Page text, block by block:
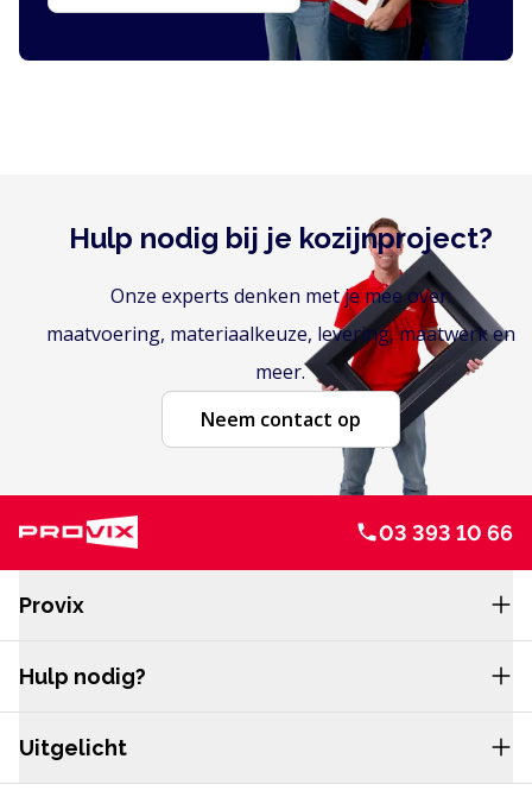
Hulp nodig bij je kozijnproject?
Onze experts denken met je mee over:
maatvoering, materiaalkeuze, levering, maatwerk en
meer.
Neem contact op
03 393 10 66
Provix
Hulp nodig?
Uitgelicht